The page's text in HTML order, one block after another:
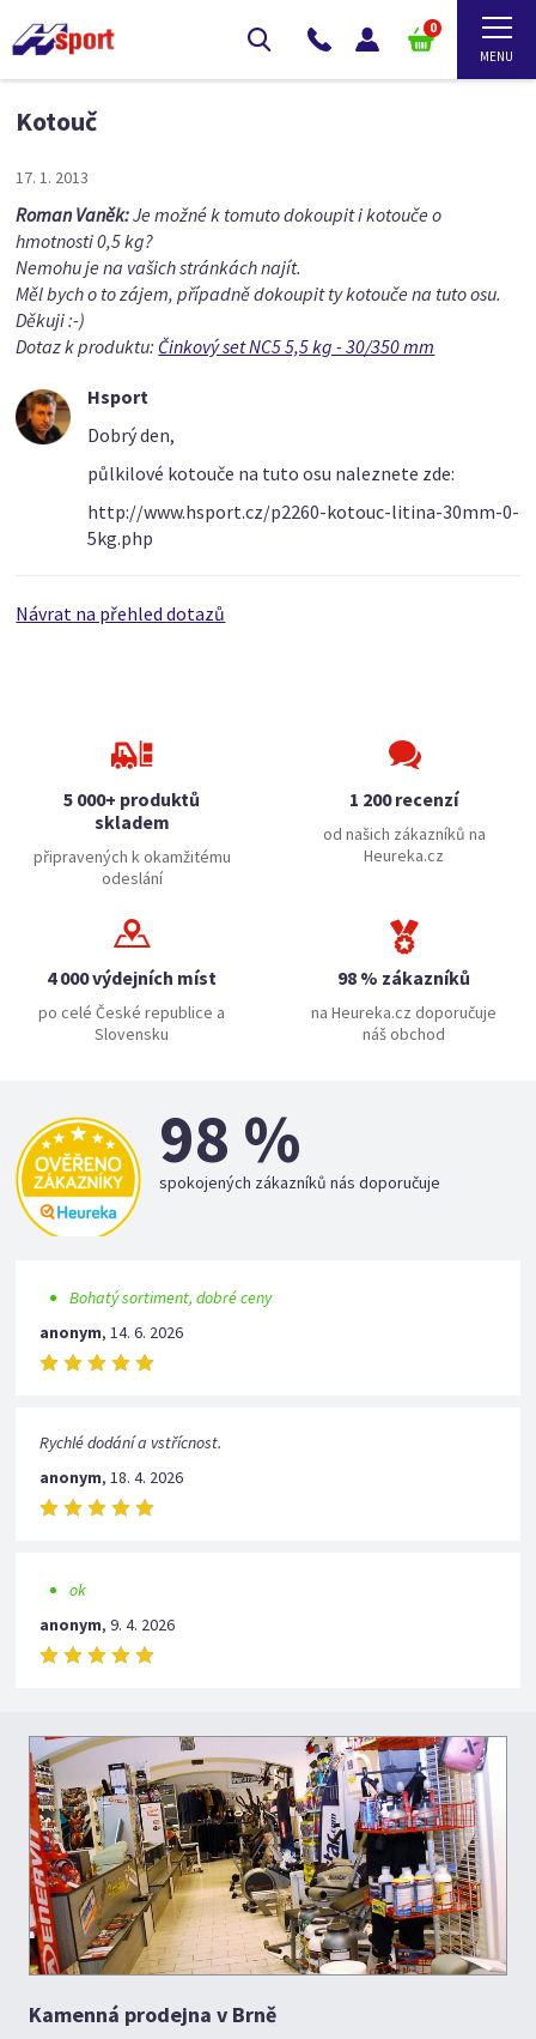
0
Kotouč
17. 1. 2013
Roman Vaněk:Je možné k tomuto dokoupit i kotouče o
hmotnosti 0,5 kg?
Nemohu je na vašich stránkách najít.
Měl bych o to zájem, případně dokoupit ty kotouče na tuto osu.
Děkuji :-)
Dotaz k produktu: Činkový set NC5 5,5 kg - 30/350 mm
Hsport
Dobrý den,
půlkilové kotouče na tuto osu naleznete zde:
http://www.hsport.cz/p2260-kotouc-litina-30mm-0-
5kg.php
Návrat na přehled dotazů
5 000+ produktů
skladem
připravených k okamžitému
odeslání
1 200 recenzí
od našich zákazníků na
Heureka.cz
4 000 výdejních míst
po celé České republice a
Slovensku
98 % zákazníků
na Heureka.cz doporučuje
náš obchod
98 %
spokojených zákazníků nás doporučuje
Bohatý sortiment, dobré ceny
anonym,14. 6. 2026
Rychlé dodání a vstřícnost.
anonym,18. 4. 2026
ok
anonym,9. 4. 2026
Kamenná prodejna v Brně